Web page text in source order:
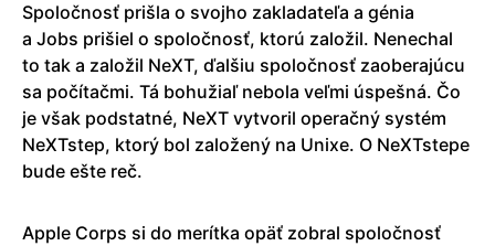
Spoločnosť prišla o svojho zakladateľa a génia
a Jobs prišiel o spoločnosť, ktorú založil. Nenechal
to tak a založil NeXT, ďalšiu spoločnosť zaoberajúcu
sa počítačmi. Tá bohužiaľ nebola veľmi úspešná. Čo
je však podstatné, NeXT vytvoril operačný systém
NeXTstep, ktorý bol založený na Unixe. O NeXTstepe
bude ešte reč.
Apple Corps si do merítka opäť zobral spoločnosť